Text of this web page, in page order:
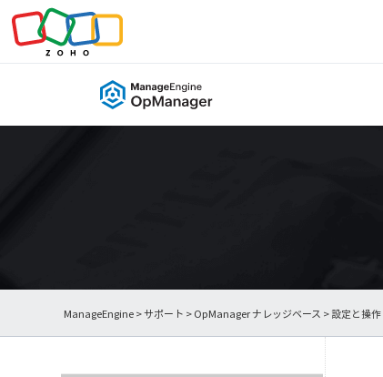
ManageEngine>サポート >OpManager ナレッジベース >設定と操作